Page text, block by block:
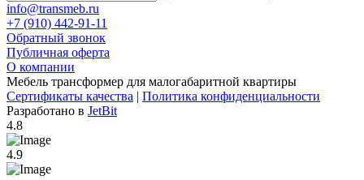
info@transmeb.ru
+7 (910) 442-91-11
Обратный звонок
Публичная оферта
О компании
Мебель трансформер для малогабаритной квартиры
Сертификаты качества | Политика конфиденциальности
Разработано в JetBit
4.8
4.9